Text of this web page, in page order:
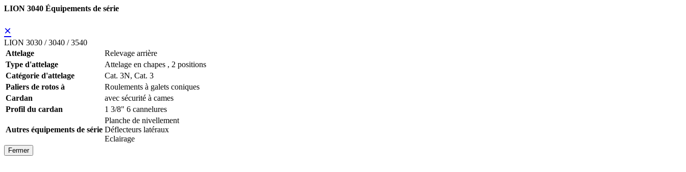
LION 3040 Équipements de série
×
LION 3030 / 3040 / 3540
Attelage
Relevage arrière
Type d'attelage
Attelage en chapes , 2 positions
Catégorie d'attelage
Cat. 3N, Cat. 3
Paliers de rotos à
Roulements à galets coniques
Cardan
avec sécurité à cames
Profil du cardan
1 3/8" 6 cannelures
Autres équipements de série
Planche de nivellement
Déflecteurs latéraux
Eclairage
Fermer